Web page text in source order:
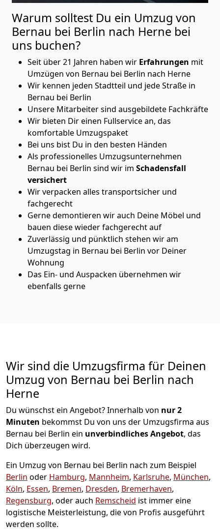
Warum solltest Du ein Umzug von
Bernau bei Berlin nach Herne bei
uns buchen?
Seit über 21 Jahren haben wir Erfahrungen mit
Umzügen von Bernau bei Berlin nach Herne
Wir kennen jeden Stadtteil und jede Straße in
Bernau bei Berlin
Unsere Mitarbeiter sind ausgebildete Fachkräfte
Wir bieten Dir einen Fullservice an, das
komfortable Umzugspaket
Bei uns bist Du in den besten Händen
Als professionelles Umzugsunternehmen
Bernau bei Berlin sind wir im Schadensfall
versichert
Wir verpacken alles transportsicher und
fachgerecht
Gerne demontieren wir auch Deine Möbel und
bauen diese wieder fachgerecht auf
Zuverlässig und pünktlich stehen wir am
Umzugstag in Bernau bei Berlin vor Deiner
Wohnung
Das Ein- und Auspacken übernehmen wir
ebenfalls gerne
Wir sind die Umzugsfirma für Deinen
Umzug von Bernau bei Berlin nach
Herne
Du wünschst ein Angebot? Innerhalb von nur 2
Minuten bekommst Du von uns der Umzugsfirma aus
Bernau bei Berlin ein unverbindliches Angebot, das
Dich überzeugen wird.
Ein Umzug von Bernau bei Berlin nach zum Beispiel
Berlin oder Hamburg, Mannheim, Karlsruhe, München,
Köln, Essen, Bremen, Dresden, Bremer­haven,
Regensburg, oder auch Remscheid ist immer eine
logistische Meisterleistung, die von Profis ausgeführt
werden sollte.